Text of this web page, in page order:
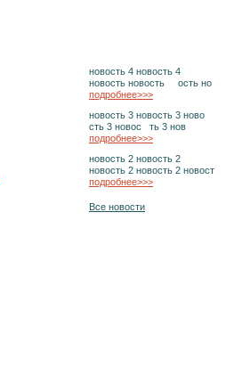
новость 4 новость 4
новость новость ость но
подробнее>>>
новость 3 новость 3 ново
сть 3 новос ть 3 нов
подробнее>>>
новость 2 новость 2
новость 2 новость 2 новост
подробнее>>>
Все новости